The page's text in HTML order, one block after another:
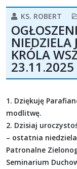
KS. ROBERT
NIEDZIELA
KRÓLA
23.11.2025
1. Dziękuję
modlitwę.
2. Dzisiaj
– ostatnia
Patronalne
Seminarium